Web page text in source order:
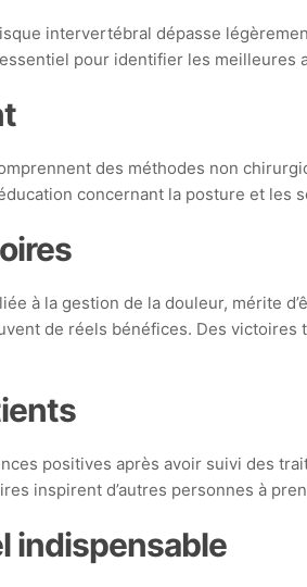
intervertébral dépasse
pour identifier les meilleures
des méthodes non
concernant la posture et
à la gestion de la douleur, mérite
de réels bénéfices. Des victoires
positives après avoir suivi des
inspirent d’autres personnes à
indispensable